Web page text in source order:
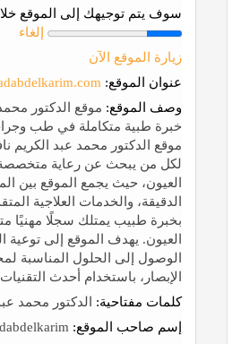
سوف يتم توجيهك إلى الموقع خلال 20
إلغاء
زيارة الموقع الآن
عنوان الموقع:
وصف الموقع: موقع الدكتور
خبرة طبية متكاملة في طب
موقع الدكتور محمد عبد الكريم
لكل من يبحث عن رعاية
العيون، حيث يجمع الموقع بين
الدقيقة، والخدمات العلاجية
بخبرة طبيب يمتلك سجلًا مهنيًا
العيون. يهدف الموقع إلى
الوصول إلى الحلول المناسبة
الإبصار، باستخدام أحدث
كلمات مفتاحية: الدكتور محمد
إسم صاحب الموقع: